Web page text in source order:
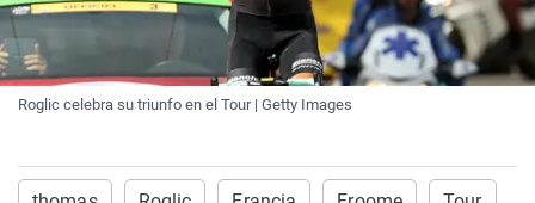
Roglic celebra su triunfo en el Tour | Getty Images